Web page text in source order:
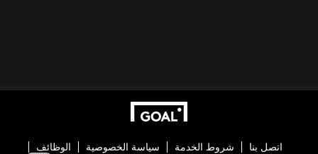
اتصل بنا شروط الخدمة سياسة الخصوصية الوظائف